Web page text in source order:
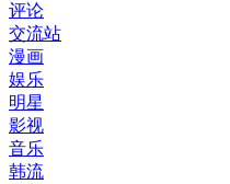
评论
交流站
漫画
娱乐
明星
影视
音乐
韩流